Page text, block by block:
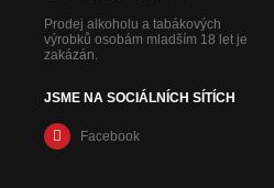
Prodej alkoholu a tabákových
výrobků osobám mladším 18 let je
zakázán.
JSME NA SOCIÁLNÍCH SÍTÍCH
Facebook